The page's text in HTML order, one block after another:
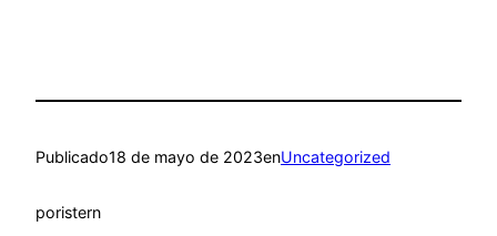
Publicado18 de mayo de 2023enUncategorized
poristern